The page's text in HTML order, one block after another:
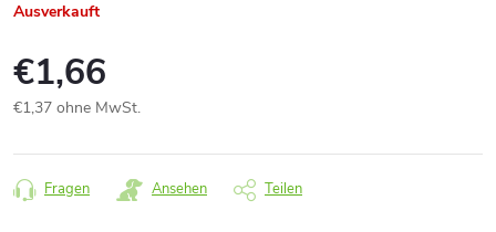
Ausverkauft
€1,66
€1,37 ohne MwSt.
Fragen Ansehen Teilen